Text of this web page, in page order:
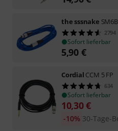
the sssnake
2794
Sofort lieferbar
5,90 €
Cordial CCM 5 FP
634
Sofort lieferbar
10,30€
30-Tage-
-10%